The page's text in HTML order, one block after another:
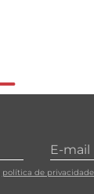
política de